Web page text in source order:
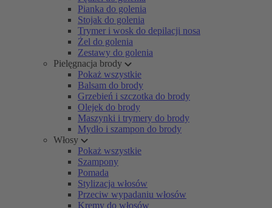
Pianka do golenia
Stojak do golenia
Trymer i wosk do depilacji nosa
Żel do golenia
Zestawy do golenia
Pielęgnacja brody
Pokaż wszystkie
Balsam do brody
Grzebień i szczotka do brody
Olejek do brody
Maszynki i trymery do brody
Mydło i szampon do brody
Włosy
Pokaż wszystkie
Szampony
Pomada
Stylizacja włosów
Przeciw wypadaniu włosów
Kremy do włosów